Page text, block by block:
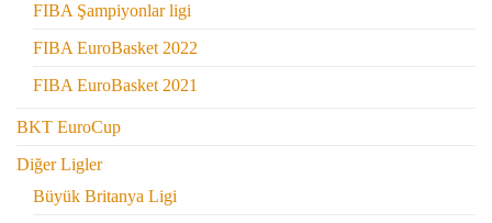
FIBA Şampiyonlar ligi
FIBA EuroBasket 2022
FIBA EuroBasket 2021
BKT EuroCup
Diğer Ligler
Büyük Britanya Ligi